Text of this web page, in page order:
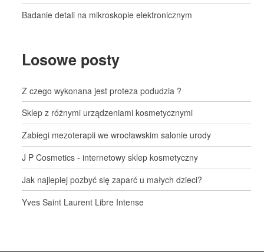
Badanie detali na mikroskopie elektronicznym
Losowe posty
Z czego wykonana jest proteza podudzia ?
Sklep z różnymi urządzeniami kosmetycznymi
Zabiegi mezoterapii we wrocławskim salonie urody
J P Cosmetics - internetowy sklep kosmetyczny
Jak najlepiej pozbyć się zaparć u małych dzieci?
Yves Saint Laurent Libre Intense